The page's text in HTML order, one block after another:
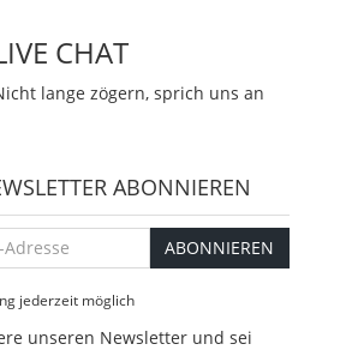
CHAT
lange zögern, sprich uns an
ABONNIEREN
ABONNIEREN
jederzeit möglich
unseren Newsletter und sei